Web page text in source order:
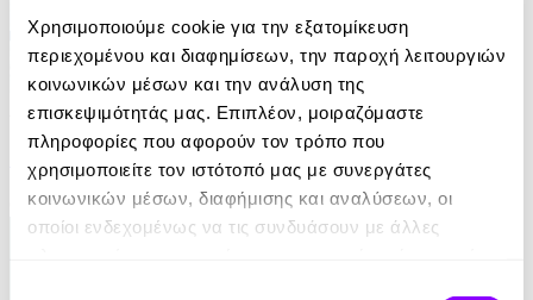
Χρησιμοποιούμε cookie για την εξατομίκευση
περιεχομένου και διαφημίσεων, την παροχή λειτουργιών
κοινωνικών μέσων και την ανάλυση της
επισκεψιμότητάς μας. Επιπλέον, μοιραζόμαστε
πληροφορίες που αφορούν τον τρόπο που
χρησιμοποιείτε τον ιστότοπό μας με συνεργάτες
κοινωνικών μέσων, διαφήμισης και αναλύσεων, οι
οποίοι ενδεχομένως να τις συνδυάσουν με άλλες
Audiobook
Ιστορία του Αρχαίου Κόσμου Α' Λυκείου
0.00€